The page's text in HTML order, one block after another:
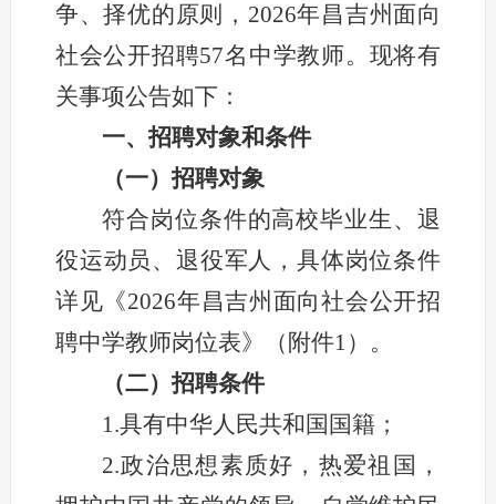
争、择优的原则，2026年昌吉州面向
社会公开招聘57名中学教师。现将有
关事项公告如下：
一、招聘对象和条件
（一）招聘对象
符合岗位条件的高校毕业生、退
役运动员、退役军人，具体岗位条件
详见《2026年昌吉州面向社会公开招
聘中学教师岗位表》（附件1） 。
（二）招聘条件
1.具有中华人民共和国国籍；
2.政治思想素质好，热爱祖国，